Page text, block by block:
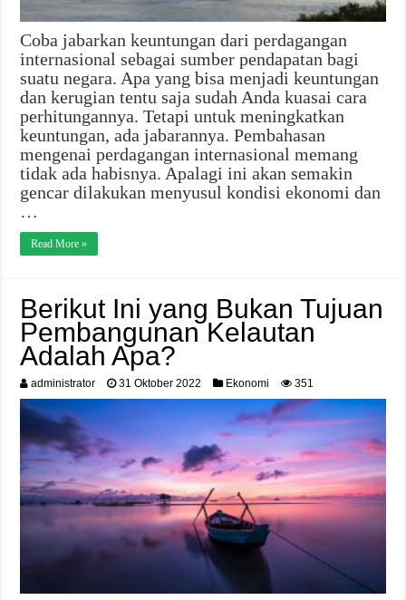
Coba jabarkan keuntungan dari perdagangan
internasional sebagai sumber pendapatan bagi
suatu negara. Apa yang bisa menjadi keuntungan
dan kerugian tentu saja sudah Anda kuasai cara
perhitungannya. Tetapi untuk meningkatkan
keuntungan, ada jabarannya. Pembahasan
mengenai perdagangan internasional memang
tidak ada habisnya. Apalagi ini akan semakin
gencar dilakukan menyusul kondisi ekonomi dan
…
Read More »
Berikut Ini yang Bukan Tujuan
Pembangunan Kelautan
Adalah Apa?
administrator 31 Oktober 2022 Ekonomi 351